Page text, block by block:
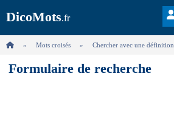
DicoMots.fr
Mots croisés Chercher avec une définition
Formulaire de recherche